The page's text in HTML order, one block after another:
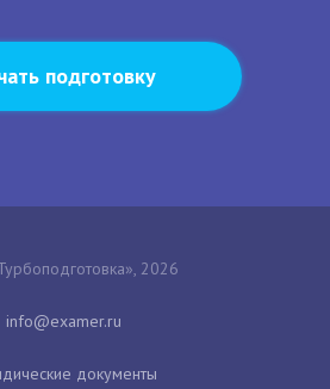
подготовку
2026
документы